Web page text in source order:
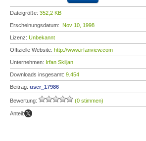
Dateigröße: 352,2 KB
Erscheinungsdatum: Nov 10, 1998
Lizenz: Unbekannt
Offizielle Website: http://www.irfanview.com
Unternehmen: Irfan Skiljan
Downloads insgesamt: 9.454
Beitrag: user_17986
Bewertung: (0 stimmen)
Anteil: